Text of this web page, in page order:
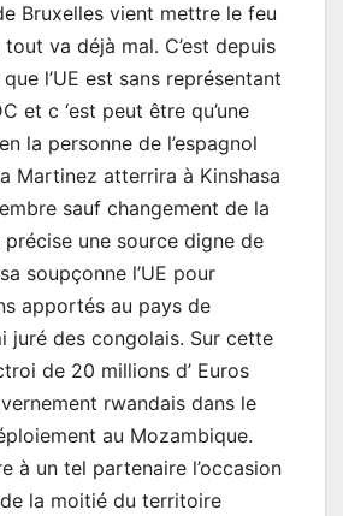
Bruxelles vient mettre le feu
va déjà mal. C’est depuis
l’UE est sans représentant
et c ‘est peut être qu’une
la personne de l’espagnol
Martinez atterrira à Kinshasa
sauf changement de la
une source digne de
soupçonne l’UE pour
apportés au pays de
juré des congolais. Sur cette
de 20 millions d’ Euros
rwandais dans le
au Mozambique.
à un tel partenaire l’occasion
la moitié du territoire